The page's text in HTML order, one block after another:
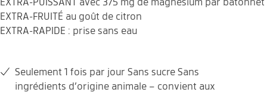
EXTRA-FRUITÉ au goût de citron
EXTRA-RAPIDE : prise sans eau
Seulement 1 fois par jour Sans sucre Sans
ingrédients d’origine animale – convient aux